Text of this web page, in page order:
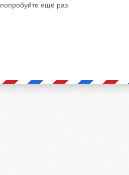
попробуйте ещё раз